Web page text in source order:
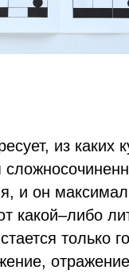
из каких
и он
какой–либо
только